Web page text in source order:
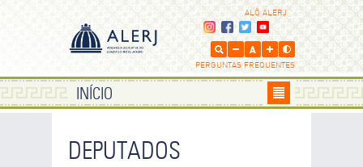
ALÔ ALERJ
PERGUNTAS FREQUENTES
INÍCIO
DEPUTADOS